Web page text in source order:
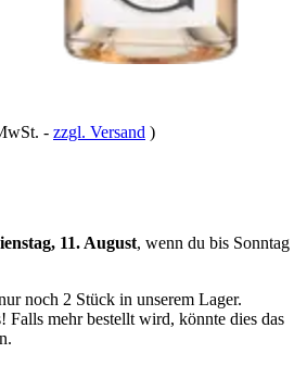
- zzgl. Versand )
11. August, wenn du bis Sonntag
noch 2 Stück in unserem Lager.
Falls mehr bestellt wird, könnte dies das